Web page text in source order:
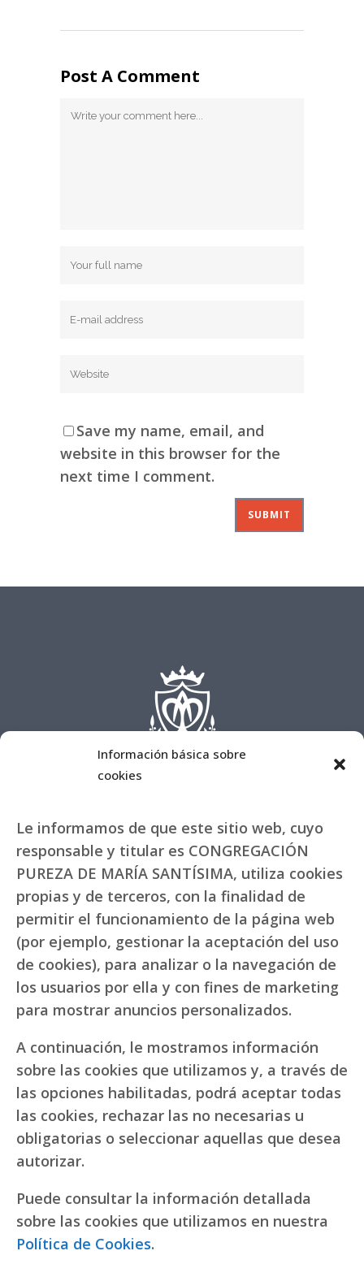
Información básica sobre
cookies
Le informamos de que este sitio web, cuyo
responsable y titular es CONGREGACIÓN
PUREZA DE MARÍA SANTÍSIMA, utiliza cookies
propias y de terceros, con la finalidad de
permitir el funcionamiento de la página web
(por ejemplo, gestionar la aceptación del uso
de cookies), para analizar o la navegación de
los usuarios por ella y con fines de marketing
para mostrar anuncios personalizados.
A continuación, le mostramos información
sobre las cookies que utilizamos y, a través de
las opciones habilitadas, podrá aceptar todas
las cookies, rechazar las no necesarias u
obligatorias o seleccionar aquellas que desea
autorizar.
Puede consultar la información detallada
sobre las cookies que utilizamos en nuestra
Política de Cookies.
Post A Comment
Save my name, email, and
website in this browser for the
next time I comment.